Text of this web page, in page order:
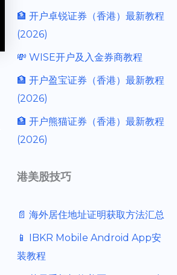
🏦 开户卓锐证券（香港）最新教程
(2026)
💸 WISE开户及入金券商教程
🏦 开户盈宝证券（香港）最新教程
(2026)
🏦 开户熊猫证券（香港）最新教程
(2026)
港美股技巧
📄 海外居住地址证明获取方法汇总
📱 IBKR Mobile Android App安
装教程